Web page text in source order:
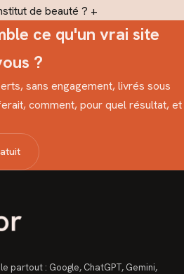
de beauté ? +
ce qu'un vrai site
?
sans engagement, livrés sous
comment, pour quel résultat, et
partout : Google, ChatGPT, Gemini,